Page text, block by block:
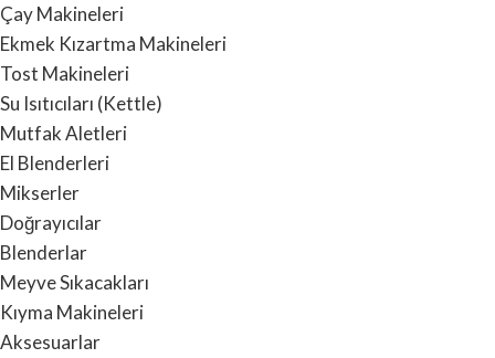
Çay Makineleri
Ekmek Kızartma Makineleri
Tost Makineleri
Su Isıtıcıları (Kettle)
Mutfak Aletleri
El Blenderleri
Mikserler
Doğrayıcılar
Blenderlar
Meyve Sıkacakları
Kıyma Makineleri
Aksesuarlar